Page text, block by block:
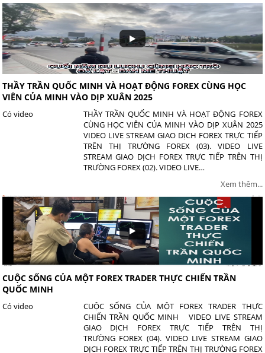
THẦY TRẦN QUỐC MINH VÀ HOẠT ĐỘNG FOREX CÙNG HỌC
VIÊN CỦA MINH VÀO DỊP XUÂN 2025
THẦY TRẦN QUỐC MINH VÀ HOẠT ĐỘNG FOREX
CÙNG HỌC VIÊN CỦA MINH VÀO DỊP XUÂN 2025
VIDEO LIVE STREAM GIAO DỊCH FOREX TRỰC TIẾP
TRÊN THỊ TRƯỜNG FOREX (03). VIDEO LIVE
STREAM GIAO DỊCH FOREX TRỰC TIẾP TRÊN THỊ
TRƯỜNG FOREX (02). VIDEO LIVE…
Có video
Xem thêm...
CUỘC SỐNG CỦA MỘT FOREX TRADER THỰC CHIẾN TRẦN
QUỐC MINH
CUỘC SỐNG CỦA MỘT FOREX TRADER THỰC
CHIẾN TRẦN QUỐC MINH VIDEO LIVE STREAM
GIAO DỊCH FOREX TRỰC TIẾP TRÊN THỊ
TRƯỜNG FOREX (04). VIDEO LIVE STREAM GIAO
DỊCH FOREX TRỰC TIẾP TRÊN THỊ TRƯỜNG FOREX
Có video